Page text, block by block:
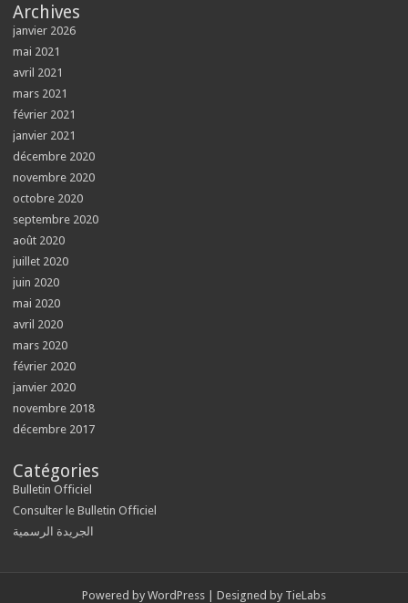
Archives
janvier 2026
mai 2021
avril 2021
mars 2021
février 2021
janvier 2021
décembre 2020
novembre 2020
octobre 2020
septembre 2020
août 2020
juillet 2020
juin 2020
mai 2020
avril 2020
mars 2020
février 2020
janvier 2020
novembre 2018
décembre 2017
Catégories
Bulletin Officiel
Consulter le Bulletin Officiel
الجريدة الرسمية
Powered by WordPress | Designed by TieLabs